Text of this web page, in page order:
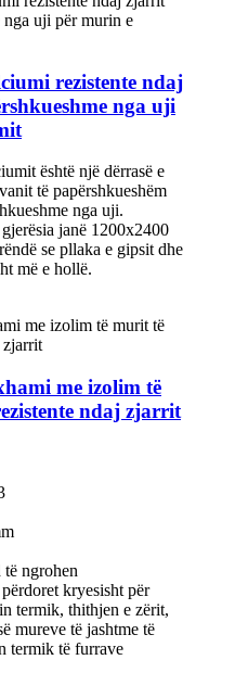
rezistente ndaj
nga uji
është një dërrasë e
të papërshkueshëm
nga uji.
janë 1200x2400
se pllaka e gipsit dhe
më e hollë.
me izolim të
ndaj zjarrit
të ngrohen
kryesisht për
termik, thithjen e zërit,
mureve të jashtme të
termik të furrave